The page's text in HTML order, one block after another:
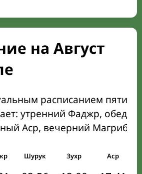
на Август
расписанием пяти
утренний Фаджр,
Аср, вечерний Магриб
Шурук Зухр Аср